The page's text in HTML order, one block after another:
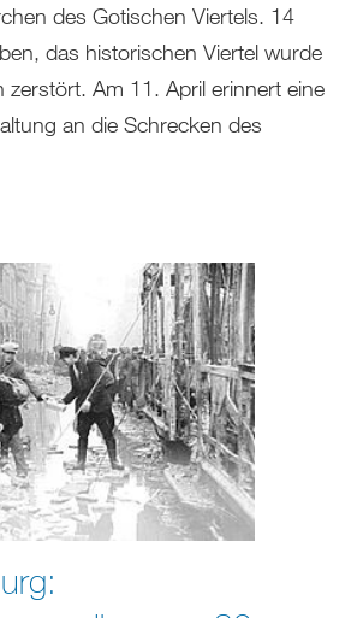
des Gotischen Viertels. 14
das historischen Viertel wurde
zerstört. Am 11. April erinnert eine
an die Schrecken des